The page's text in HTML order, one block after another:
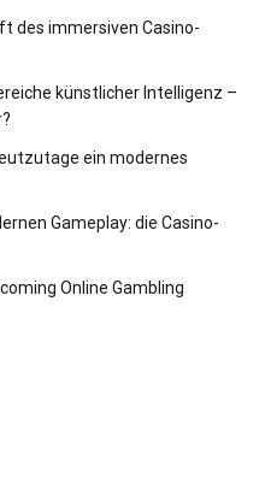
des immersiven Casino-
künstlicher Intelligenz –
ein modernes
Gameplay: die Casino-
Online Gambling